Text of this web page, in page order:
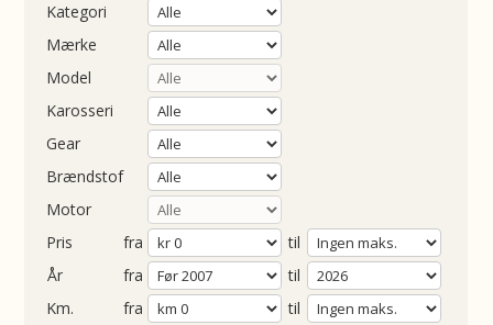
Kategori
Mærke
Model
Karosseri
Gear
Brændstof
Motor
Pris
fra
til
fra
til
fra
til